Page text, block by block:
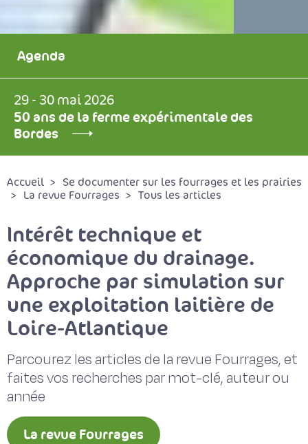
Agenda
29 - 30 mai 2026
50 ans de la ferme expérimentale des
Bordes
Accueil
Se documenter sur les fourrages et les prairies
La revue Fourrages
Tous les articles
Intérêt technique et
économique du drainage.
Approche par simulation sur
une exploitation laitière de
Loire-Atlantique
Parcourez les articles de la revue Fourrages, et
faites vos recherches par mot-clé, auteur ou
année
La revue Fourrages